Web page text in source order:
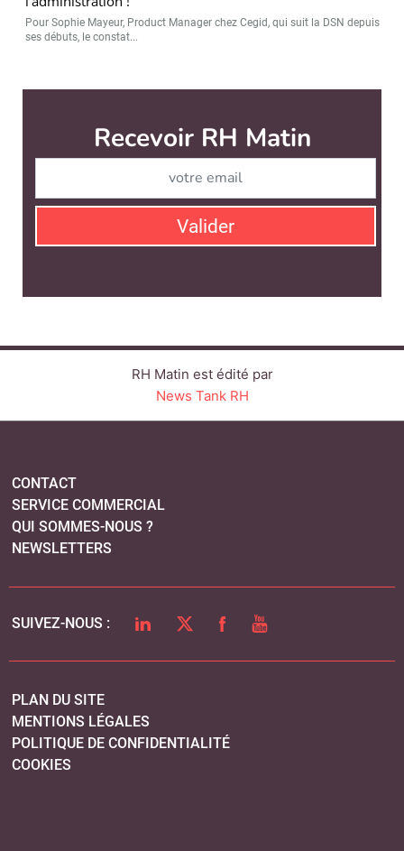
Pour Sophie Mayeur, Product Manager chez Cegid, qui suit la DSN depuis
ses débuts, le constat...
Recevoir RH Matin
Valider
RH Matin est édité par
News Tank RH
CONTACT
SERVICE COMMERCIAL
QUI SOMMES-NOUS ?
NEWSLETTERS
SUIVEZ-NOUS : LINKEDINTWITTERFACEBOOK
YOUTUBE
PLAN DU SITE
MENTIONS LÉGALES
POLITIQUE DE CONFIDENTIALITÉ
COOKIES